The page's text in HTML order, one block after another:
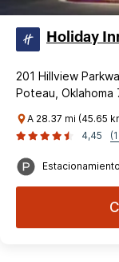
Holiday
201 Hillview
Poteau,
A 28.37 mi (45.65
4,45
Estacionamiento